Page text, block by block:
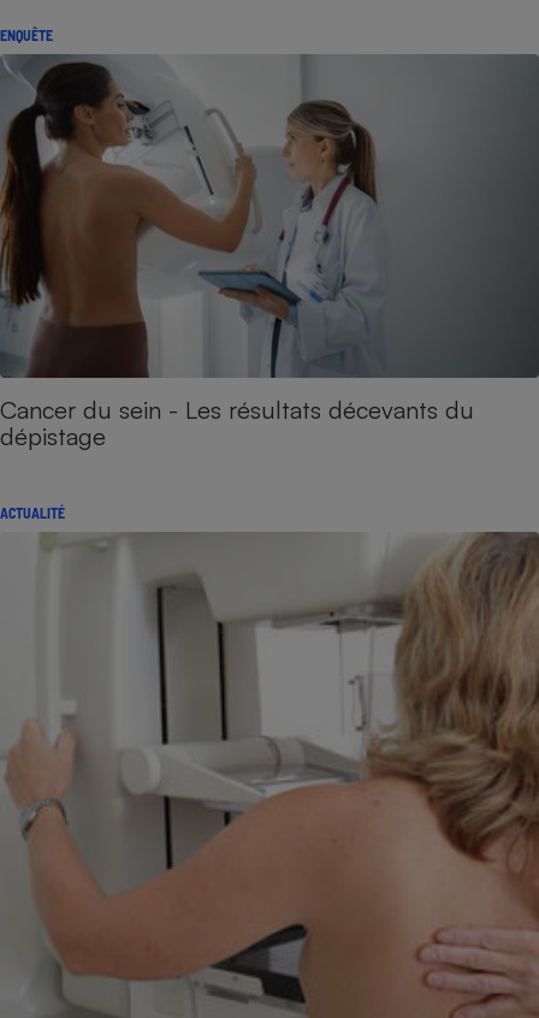
ENQUÊTE
Cancer du sein - Les résultats décevants du
dépistage
ACTUALITÉ